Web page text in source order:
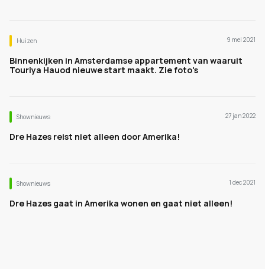
Huizen 9 mei 2021
Binnenkijken in Amsterdamse appartement van waaruit
Touriya Hauod nieuwe start maakt. Zie foto's
Shownieuws 27 jan 2022
Dre Hazes reist niet alleen door Amerika!
Shownieuws 1 dec 2021
Dre Hazes gaat in Amerika wonen en gaat niet alleen!